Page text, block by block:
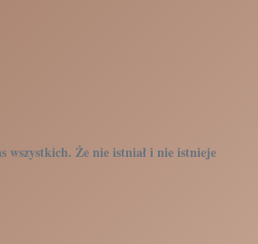
wszystkich. Że nie istniał i nie istnieje